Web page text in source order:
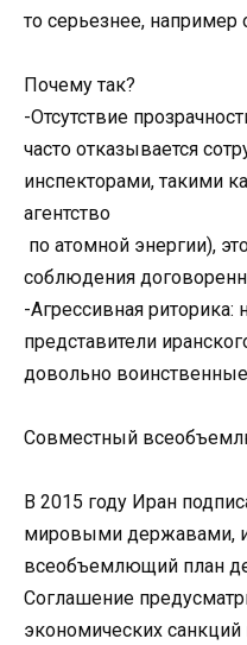
то серьезнее, например
Почему так?
-Отсутствие
часто отказывается
инспекторами, такими
агентство
по атомной энергии),
соблюдения
-Агрессивная риторика:
представители
довольно
Совместный
В 2015 году Иран
мировыми державами,
всеобъемлющий план
Соглашение
экономических